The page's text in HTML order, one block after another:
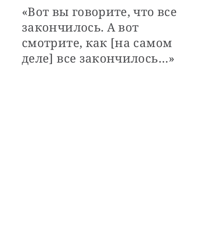
«Вот вы говорите, что все
закончилось. А вот
смотрите, как [на самом
деле] все закончилось…»